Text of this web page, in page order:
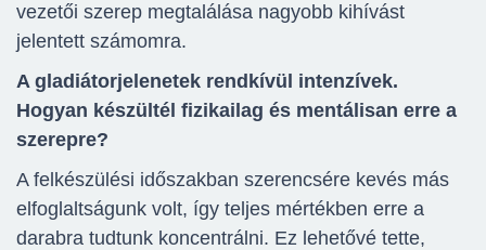
vezetői szerep megtalálása nagyobb kihívást
jelentett számomra.
A gladiátorjelenetek rendkívül intenzívek.
Hogyan készültél fizikailag és mentálisan erre a
szerepre?
A felkészülési időszakban szerencsére kevés más
elfoglaltságunk volt, így teljes mértékben erre a
darabra tudtunk koncentrálni. Ez lehetővé tette,